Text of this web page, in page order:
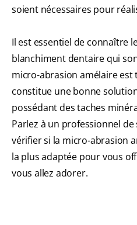
soient nécessaires pour
Il est essentiel de connaître
blanchiment dentaire qui
micro-abrasion amélaire est
constitue une bonne
possédant des taches
Parlez à un professionnel
vérifier si la micro-abrasion
la plus adaptée pour vous
vous allez adorer.